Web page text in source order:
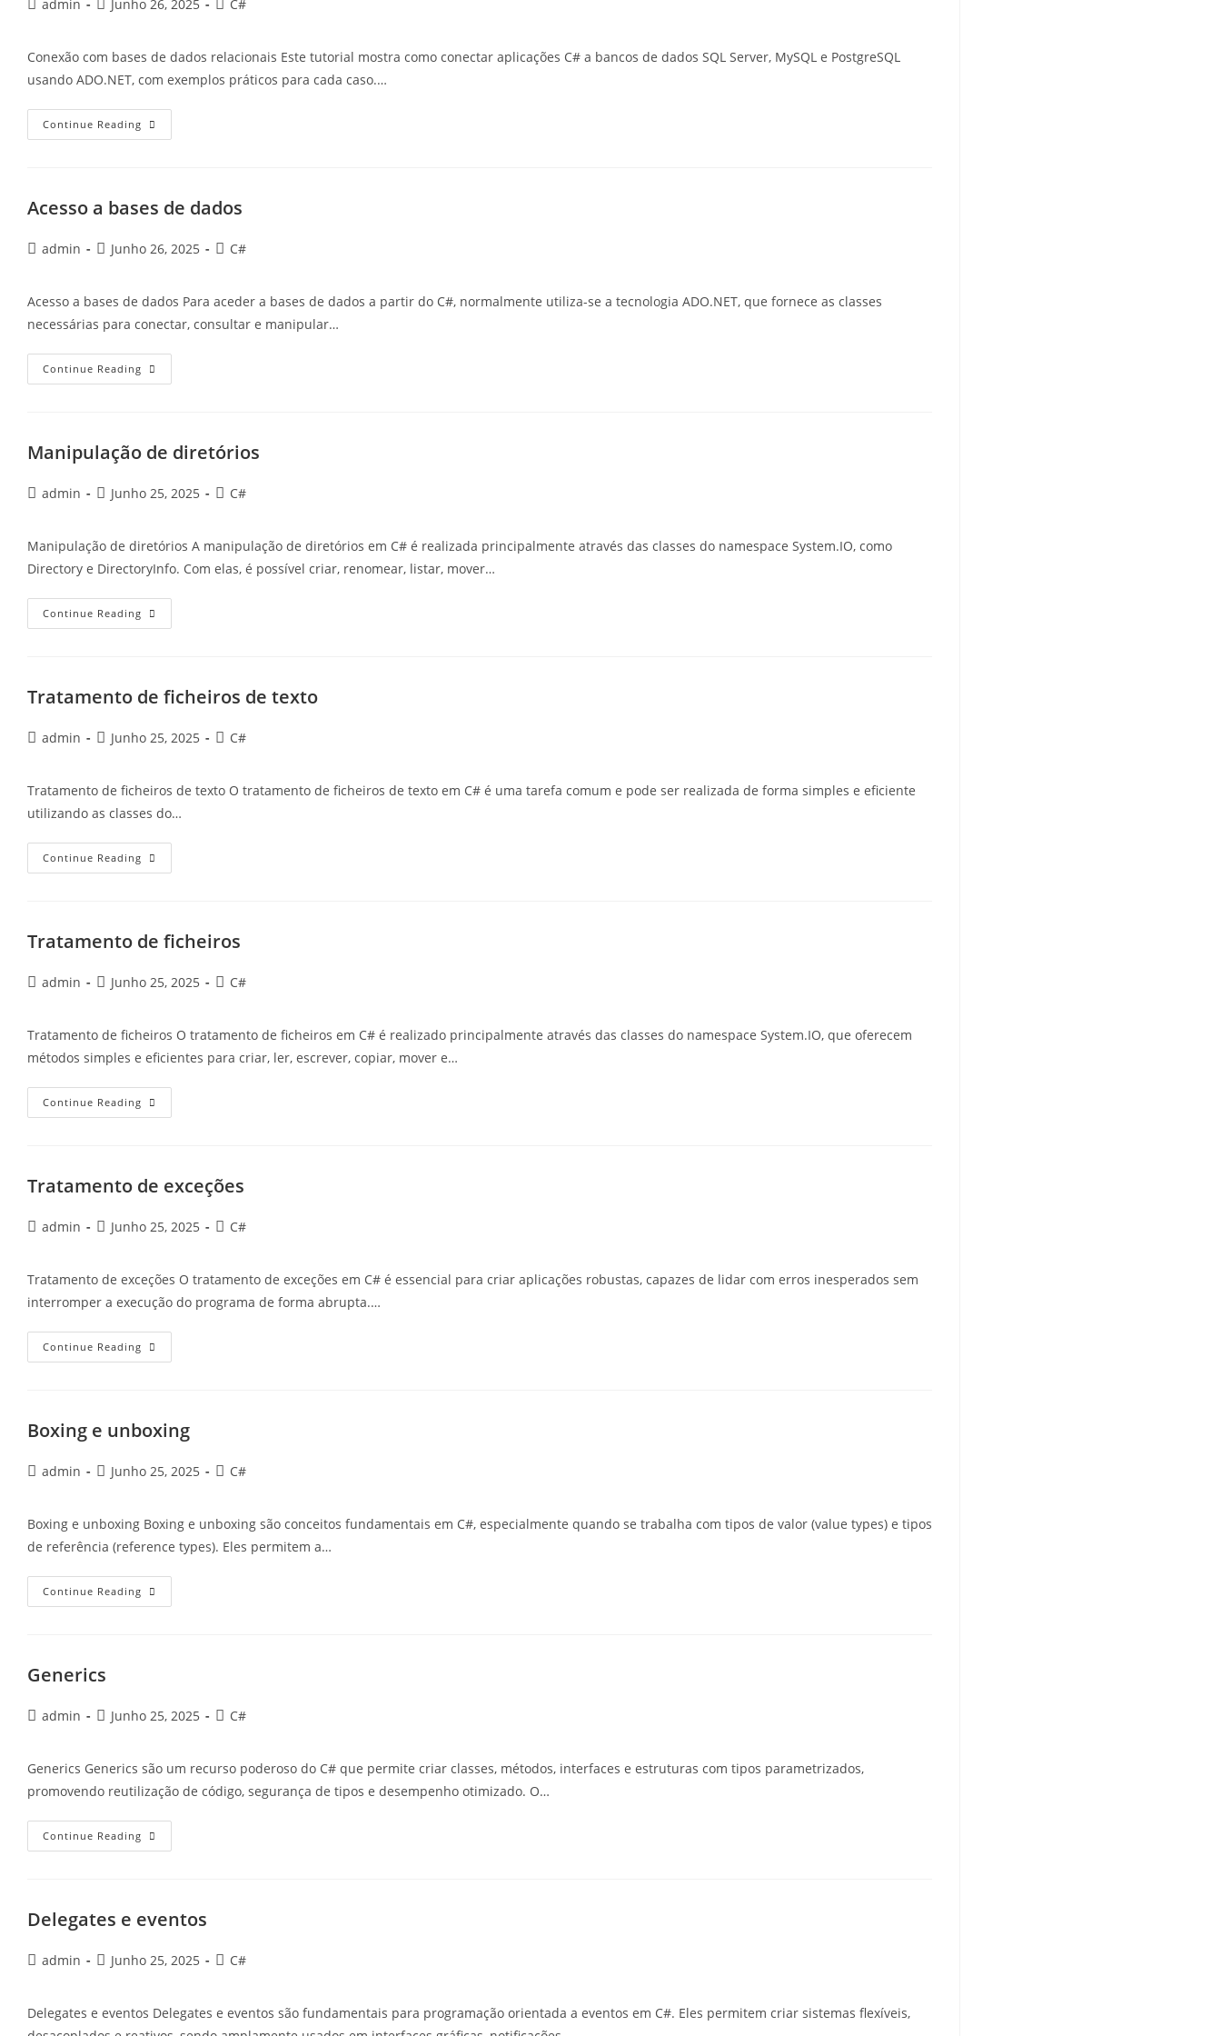
admin Junho 26, 2025 C#
Conexão com bases de dados relacionais Este tutorial mostra como conectar aplicações C# a bancos de dados SQL Server, MySQL e PostgreSQL
usando ADO.NET, com exemplos práticos para cada caso.…
Continue Reading Conexão
Com
Acesso a bases de dados
Postadmin
PostJunho 26, 2025
PostC#
Acesso a bases de dados Para aceder a bases de dados a partir do C#, normalmente utiliza-se a tecnologia ADO.NET, que fornece as classes
necessárias para conectar, consultar e manipular…
Continue Reading Acesso
A
Manipulação de diretórios
Postadmin
PostJunho 25, 2025
PostC#
Manipulação de diretórios A manipulação de diretórios em C# é realizada principalmente através das classes do namespace System.IO, como
Directory e DirectoryInfo. Com elas, é possível criar, renomear, listar, mover…
Continue Reading Manipulação
De
Tratamento de ficheiros de texto
Postadmin
PostJunho 25, 2025
PostC#
Tratamento de ficheiros de texto O tratamento de ficheiros de texto em C# é uma tarefa comum e pode ser realizada de forma simples e eficiente
utilizando as classes do…
Continue Reading Tratamento
De
Tratamento de ficheiros
Postadmin
PostJunho 25, 2025
PostC#
Tratamento de ficheiros O tratamento de ficheiros em C# é realizado principalmente através das classes do namespace System.IO, que oferecem
métodos simples e eficientes para criar, ler, escrever, copiar, mover e…
Continue Reading Tratamento
De
Tratamento de exceções
Postadmin
PostJunho 25, 2025
PostC#
Tratamento de exceções O tratamento de exceções em C# é essencial para criar aplicações robustas, capazes de lidar com erros inesperados sem
interromper a execução do programa de forma abrupta.…
Continue Reading Tratamento
De
Boxing e unboxing
Postadmin
PostJunho 25, 2025
PostC#
Boxing e unboxing Boxing e unboxing são conceitos fundamentais em C#, especialmente quando se trabalha com tipos de valor (value types) e tipos
de referência (reference types). Eles permitem a…
Continue Reading Boxing
E
Generics
Postadmin
PostJunho 25, 2025
PostC#
Generics Generics são um recurso poderoso do C# que permite criar classes, métodos, interfaces e estruturas com tipos parametrizados,
promovendo reutilização de código, segurança de tipos e desempenho otimizado. O…
Continue Reading Generics
Delegates e eventos
Postadmin
PostJunho 25, 2025
PostC#
Delegates e eventos Delegates e eventos são fundamentais para programação orientada a eventos em C#. Eles permitem criar sistemas flexíveis,